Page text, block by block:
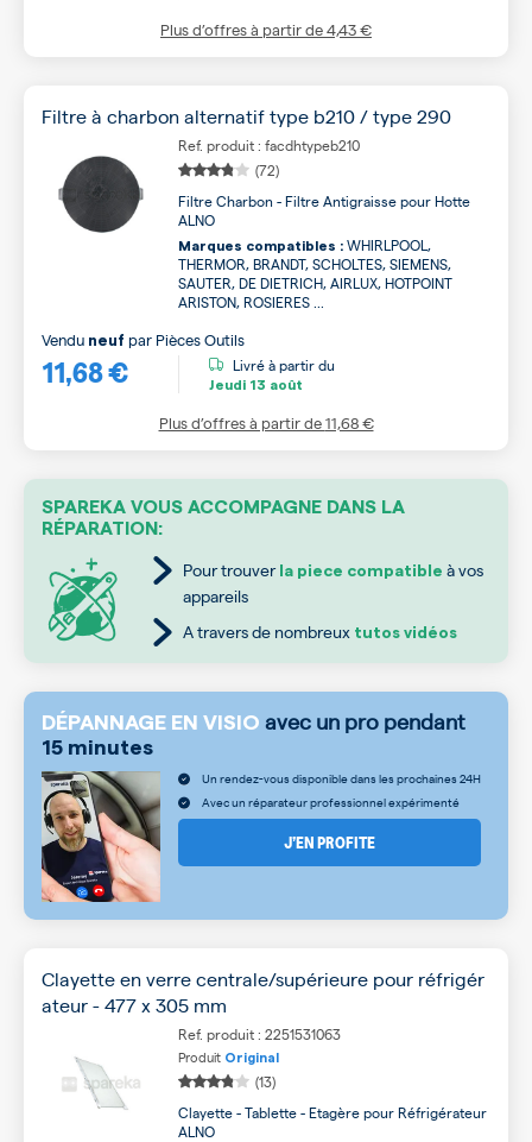
Plus d’offres à partir de4,43 €
Filtre à charbon alternatif type b210 / type 290
Ref. produit : facdhtypeb210
(72)
Filtre Charbon - Filtre Antigraisse pour Hotte
ALNO
Marques compatibles : WHIRLPOOL,
THERMOR, BRANDT, SCHOLTES, SIEMENS,
SAUTER, DE DIETRICH, AIRLUX, HOTPOINT
ARISTON, ROSIERES ...
11,68 €
Vendu neuf par Pièces Outils
Livré à partir du
Jeudi 13 août
Plus d’offres à partir de11,68 €
SPAREKA VOUS ACCOMPAGNE DANS LA
RÉPARATION:
Pour trouver la piece compatible à vos
appareils
A travers de nombreux tutos vidéos
DÉPANNAGE EN VISIO avec un pro pendant
15 minutes
Un rendez-vous disponible dans les prochaines 24H
Avec un réparateur professionnel expérimenté
J’EN PROFITE
Clayette en verre centrale/supérieure pour réfrigér
ateur - 477 x 305 mm
Ref. produit : 2251531063
Produit Original
(13)
Clayette - Tablette - Etagère pour Réfrigérateur
ALNO